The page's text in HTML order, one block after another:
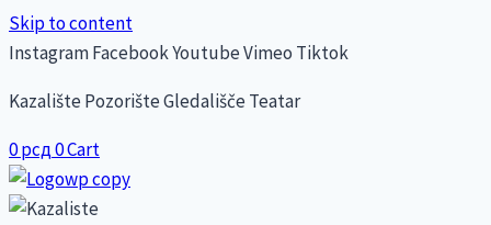
Skip to content
InstagramFacebookYoutubeVimeo Tiktok
Kazalište Pozorište Gledališče Teatar
0рсд0Cart